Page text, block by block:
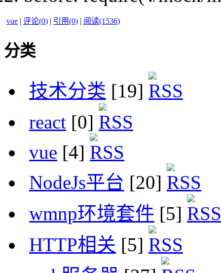
vue | 评论(0) | 引用(0) | 阅读(1536)
分类
技术分类 [19]
react [0]
vue [4]
NodeJs平台 [20]
wmnp环境套件 [5]
HTTP相关 [5]